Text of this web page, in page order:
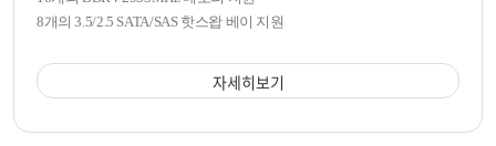
8개의 3.5/2.5 SATA/SAS 핫스왑 베이 지원
자세히보기